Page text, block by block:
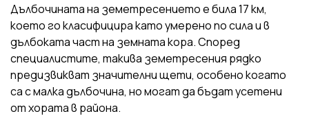
Дълбочината на земетресението е била 17 км,
което го класифицира като умерено по сила и в
дълбоката част на земната кора. Според
специалистите, такива земетресения рядко
предизвикват значителни щети, особено когато
са с малка дълбочина, но могат да бъдат усетени
от хората в района.